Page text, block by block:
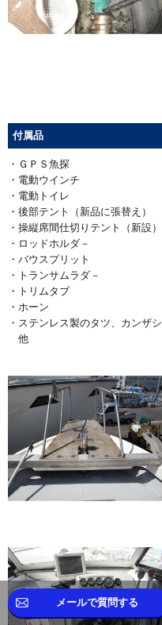
付属品
・ＧＰＳ魚探
・電動ウインチ
・電動トイレ
・後部テント（新品に張替え）
・操縦席間仕切りテント（新設）
・ロッドホルダ－
・バウスプリット
・トランサムラダ－
・トリムタブ
・ホーン
・ステンレス製のタツ、カンザシ
他
メールで質問する